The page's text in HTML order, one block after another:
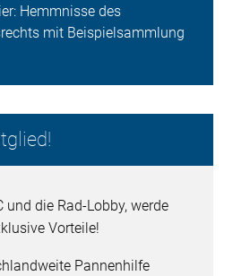
Hemmnisse des
mit Beispielsammlung
und die Rad-Lobby, werde
Vorteile!
Pannenhilfe